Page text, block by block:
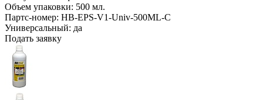
Объем упаковки: 500 мл.
Партс-номер: HB-EPS-V1-Univ-500ML-C
Универсальный: да
Подать заявку